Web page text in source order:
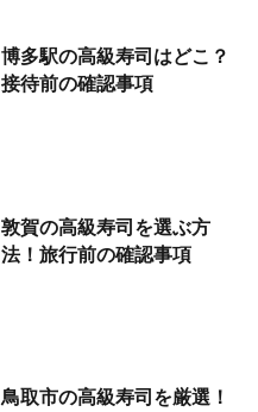
博多駅の高級寿司はどこ？
接待前の確認事項
敦賀の高級寿司を選ぶ方
法！旅行前の確認事項
鳥取市の高級寿司を厳選！